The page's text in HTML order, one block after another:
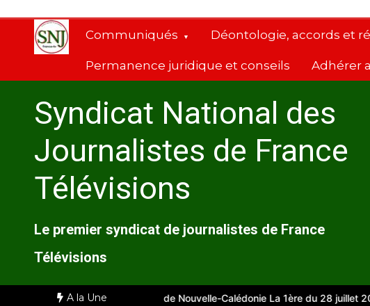
contenu
Communiqués Déontologie, accords et
Permanence juridique et conseils Adhérer
Syndicat National des
Journalistes de France
Télévisions
Le premier syndicat de journalistes de France
Télévisions
A la Une
Comité d’entreprise de Nouvelle-Calédonie La 1ère du 28 juillet 2026